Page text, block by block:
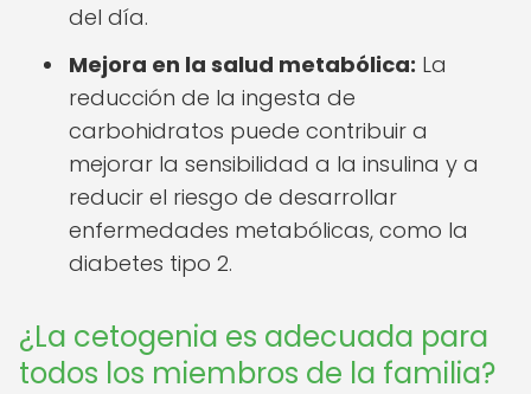
del día.
Mejora en la salud metabólica: La
reducción de la ingesta de
carbohidratos puede contribuir a
mejorar la sensibilidad a la insulina y a
reducir el riesgo de desarrollar
enfermedades metabólicas, como la
diabetes tipo 2.
¿La cetogenia es adecuada para
todos los miembros de la familia?